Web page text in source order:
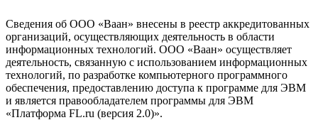
Сведения об ООО «Ваан» внесены в реестр аккредитованных
организаций, осуществляющих деятельность в области
информационных технологий. ООО «Ваан» осуществляет
деятельность, связанную с использованием информационных
технологий, по разработке компьютерного программного
обеспечения, предоставлению доступа к программе для ЭВМ
и является правообладателем программы для ЭВМ
«Платформа FL.ru (версия 2.0)».